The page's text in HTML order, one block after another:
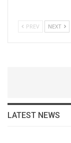
PREV NEXT
LATEST NEWS